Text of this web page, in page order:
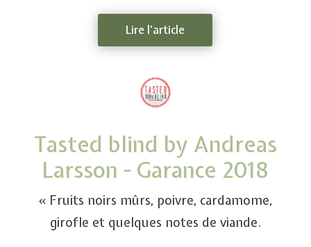
Lire l'article
Tasted blind by Andreas
Larsson - Garance 2018
« Fruits noirs mûrs, poivre, cardamome,
girofle et quelques notes de viande.